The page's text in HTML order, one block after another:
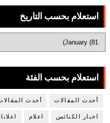
استعلام بحسب التاريخ
استعلام بحسب الفئة
أحدث المقالات أحدث
اخبار الكنائس اعلام